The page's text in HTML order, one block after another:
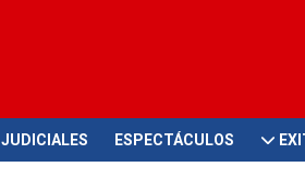
JUDICIALES ESPECTÁCULOS